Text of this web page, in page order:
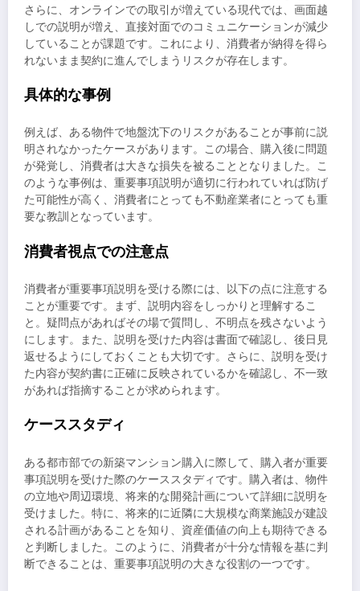
さらに、オンラインでの取引が増えている現代では、画面越
しでの説明が増え、直接対面でのコミュニケーションが減少
していることが課題です。これにより、消費者が納得を得ら
れないまま契約に進んでしまうリスクが存在します。
具体的な事例
例えば、ある物件で地盤沈下のリスクがあることが事前に説
明されなかったケースがあります。この場合、購入後に問題
が発覚し、消費者は大きな損失を被ることとなりました。こ
のような事例は、重要事項説明が適切に行われていれば防げ
た可能性が高く、消費者にとっても不動産業者にとっても重
要な教訓となっています。
消費者視点での注意点
消費者が重要事項説明を受ける際には、以下の点に注意する
ことが重要です。まず、説明内容をしっかりと理解するこ
と。疑問点があればその場で質問し、不明点を残さないよう
にします。また、説明を受けた内容は書面で確認し、後日見
返せるようにしておくことも大切です。さらに、説明を受け
た内容が契約書に正確に反映されているかを確認し、不一致
があれば指摘することが求められます。
ケーススタディ
ある都市部での新築マンション購入に際して、購入者が重要
事項説明を受けた際のケーススタディです。購入者は、物件
の立地や周辺環境、将来的な開発計画について詳細に説明を
受けました。特に、将来的に近隣に大規模な商業施設が建設
される計画があることを知り、資産価値の向上も期待できる
と判断しました。このように、消費者が十分な情報を基に判
断できることは、重要事項説明の大きな役割の一つです。